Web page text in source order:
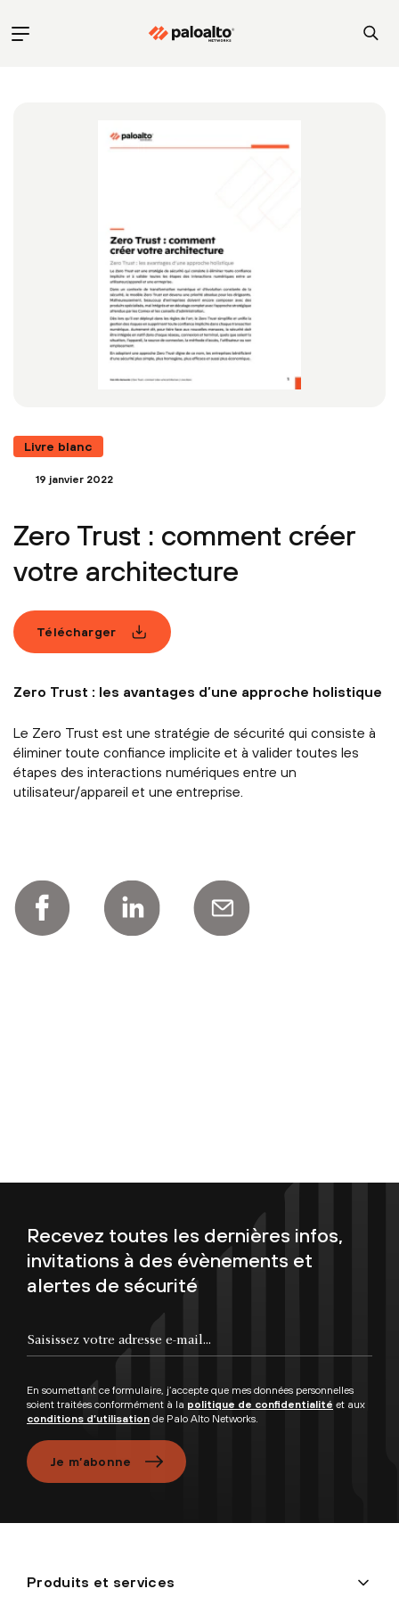
Livre blanc
19 janvier 2022
Zero Trust : comment créer
votre architecture
Télécharger
Zero Trust : les avantages d’une approche holistique
Le Zero Trust est une stratégie de sécurité qui consiste à
éliminer toute confiance implicite et à valider toutes les
étapes des interactions numériques entre un
utilisateur/appareil et une entreprise.
Recevez toutes les dernières infos,
invitations à des évènements et
alertes de sécurité
En soumettant ce formulaire, j’accepte que mes données personnelles
soient traitées conformément à la politique de confidentialité et aux
conditions d’utilisation de Palo Alto Networks.
Je m’abonne
Produits et services